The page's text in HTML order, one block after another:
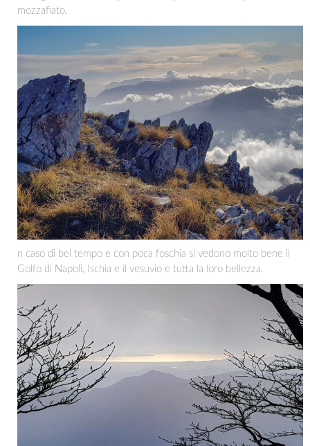
mozzafiato.
n caso di bel tempo e con poca foschia si vedono molto bene il
Golfo di Napoli, Ischia e il vesuvio e tutta la loro bellezza.